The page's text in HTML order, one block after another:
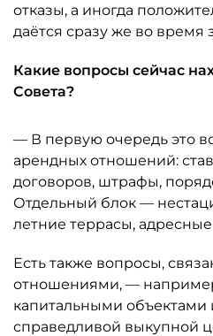
отказы, а иногда
даётся сразу же во время
Какие вопросы сейчас
Совета?
— В первую очередь это
арендных отношений:
договоров, штрафы,
Отдельный блок —
летние террасы,
Есть также вопросы,
отношениями, —
капитальными объектами
справедливой выкупной